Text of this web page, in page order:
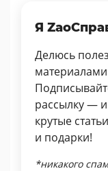
Я
Делюсь
рассылку —
крутые
и подарки!
*никакого